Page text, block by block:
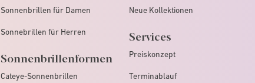
Sonnenbrillen für Damen
Sonnebrillen für Herren
Sonnenbrillenformen
Cateye-Sonnenbrillen
Neue Kollektionen
Services
Preiskonzept
Terminablauf